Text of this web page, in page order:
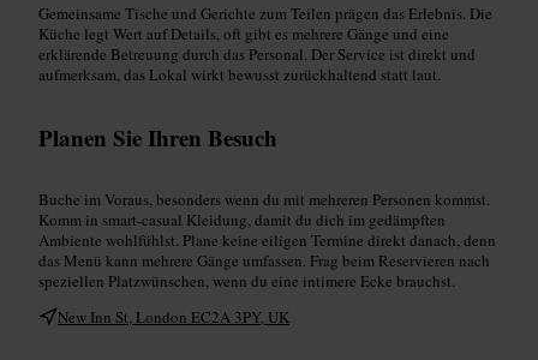
Gemeinsame Tische und Gerichte zum Teilen prägen das Erlebnis. Die
Küche legt Wert auf Details, oft gibt es mehrere Gänge und eine
erklärende Betreuung durch das Personal. Der Service ist direkt und
aufmerksam, das Lokal wirkt bewusst zurückhaltend statt laut.
Planen Sie Ihren Besuch
Buche im Voraus, besonders wenn du mit mehreren Personen kommst.
Komm in smart-casual Kleidung, damit du dich im gedämpften
Ambiente wohlfühlst. Plane keine eiligen Termine direkt danach, denn
das Menü kann mehrere Gänge umfassen. Frag beim Reservieren nach
speziellen Platzwünschen, wenn du eine intimere Ecke brauchst.
New Inn St, London EC2A 3PY, UK